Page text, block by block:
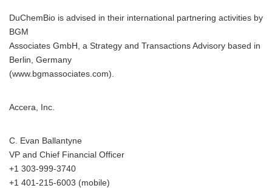
DuChemBio is advised in their international partnering activities by
BGM
Associates GmbH, a Strategy and Transactions Advisory based in
Berlin, Germany
(www.bgmassociates.com).
Accera, Inc.
C. Evan Ballantyne
VP and Chief Financial Officer
+1 303-999-3740
+1 401-215-6003 (mobile)
English